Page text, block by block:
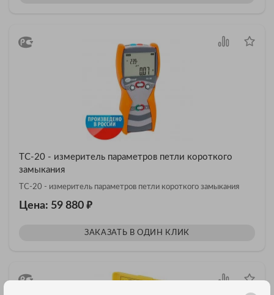
TC-20 - измеритель параметров петли короткого
замыкания
TC-20 - измеритель параметров петли короткого замыкания
Цена: 59 880 ₽
ЗАКАЗАТЬ В ОДИН КЛИК